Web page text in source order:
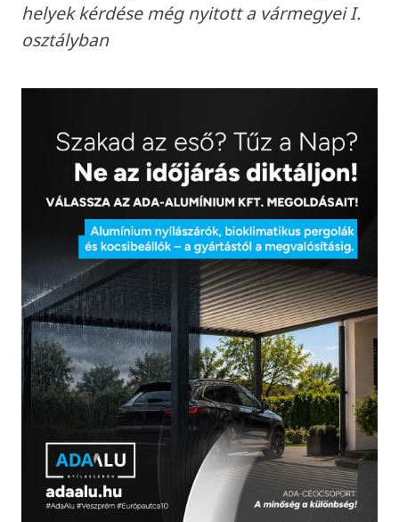
helyek kérdése még nyitott a vármegyei I.
osztályban